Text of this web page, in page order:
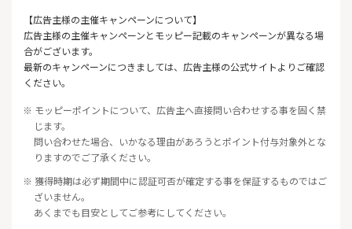
【広告主様の主催キャンペーンについて】
広告主様の主催キャンペーンとモッピー記載のキャンペーンが異なる場
合がございます。
最新のキャンペーンにつきましては、広告主様の公式サイトよりご確認
ください。
※ モッピーポイントについて、広告主へ直接問い合わせする事を固く禁
じます。
問い合わせた場合、いかなる理由があろうとポイント付与対象外とな
りますのでご了承ください。
※ 獲得時期は必ず期間中に認証可否が確定する事を保証するものではご
ざいません。
あくまでも目安としてご参考にしてください。